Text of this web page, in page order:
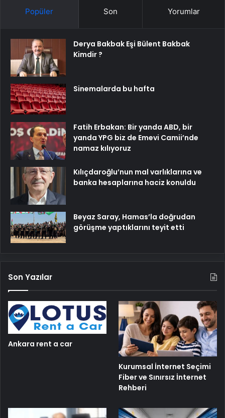
Popüler Son Yorumlar
Derya Bakbak Eşi Bülent Bakbak
Kimdir ?
Sinemalarda bu hafta
Fatih Erbakan: Bir yanda ABD, bir
yanda YPG biz de Emevi Camii’nde
namaz kılıyoruz
Kılıçdaroğlu’nun mal varlıklarına ve
banka hesaplarına haciz konuldu
Beyaz Saray, Hamas’la doğrudan
görüşme yaptıklarını teyit etti
Son Yazılar
Ankara rent a car
Kurumsal İnternet Seçimi
Fiber ve Sınırsız İnternet
Rehberi